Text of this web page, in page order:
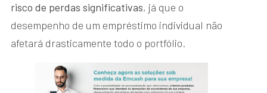
risco de perdas significativas, já que o
desempenho de um empréstimo individual não
afetará drasticamente todo o portfólio.